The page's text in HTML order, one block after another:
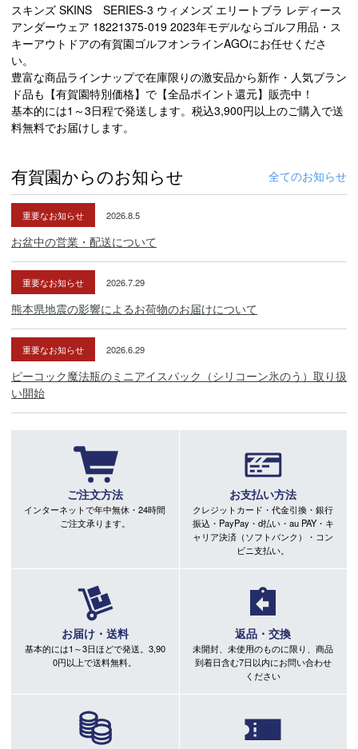
スキンズ SKINS SERIES-3 ウィメンズ エリートブラ レディース
アンダーウェア 18221375-019 2023年モデルならゴルフ用品・ス
キーアウトドアの有賀園ゴルフオンラインAGOにお任せくださ
い。
豊富な商品ラインナップで在庫限りの激安品から新作・人気ブラン
ド品も【有賀園特別価格】で【全品ポイント還元】販売中！
基本的には1～3日程で発送します。税込3,900円以上のご購入で送
料無料でお届けします。
有賀園からのお知らせ 全てのお知らせ
重要なお知らせ 2026.8.5
お盆中の営業・配送について
重要なお知らせ 2026.7.29
熊本県地震の影響によるお荷物のお届けについて
重要なお知らせ 2026.6.29
ピーコック魔法瓶のミニアイスパック（シリコーン氷のう）取り扱
い開始
ご注文方法
インターネットで年中無休・24時間
ご注文承ります。
お支払い方法
クレジットカード・代金引換・銀行
振込・PayPay・d払い・au PAY・キ
ャリア決済（ソフトバンク）・コン
ビニ支払い。
お届け・送料
基本的には1～3日ほどで発送。3,90
0円以上で送料無料。
返品・交換
未開封、未使用のものに限り、商品
到着日含む7日以内にお問い合わせ
ください